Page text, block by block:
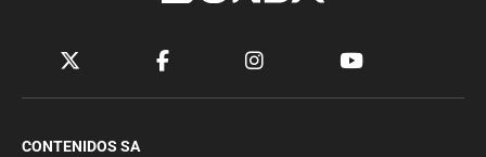
CONTENIDOS SA